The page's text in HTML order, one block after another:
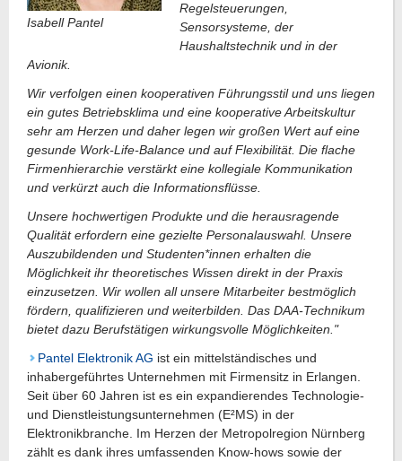
Isabell Pantel
Regelsteuerungen,
Sensorsysteme, der
Haushaltstechnik und in der
Avionik.
Wir verfolgen einen kooperativen Führungsstil und uns liegen
ein gutes Betriebsklima und eine kooperative Arbeitskultur
sehr am Herzen und daher legen wir großen Wert auf eine
gesunde Work-Life-Balance und auf Flexibilität. Die flache
Firmenhierarchie verstärkt eine kollegiale Kommunikation
und verkürzt auch die Informationsflüsse.
Unsere hochwertigen Produkte und die herausragende
Qualität erfordern eine gezielte Personalauswahl. Unsere
Auszubildenden und Studenten*innen erhalten die
Möglichkeit ihr theoretisches Wissen direkt in der Praxis
einzusetzen. Wir wollen all unsere Mitarbeiter bestmöglich
fördern, qualifizieren und weiterbilden. Das DAA-Technikum
bietet dazu Berufstätigen wirkungsvolle Möglichkeiten."
Pantel Elektronik AG ist ein mittelständisches und
inhabergeführtes Unternehmen mit Firmensitz in Erlangen.
Seit über 60 Jahren ist es ein expandierendes Technologie-
und Dienstleistungsunternehmen (E²MS) in der
Elektronikbranche. Im Herzen der Metropolregion Nürnberg
zählt es dank ihres umfassenden Know-hows sowie der